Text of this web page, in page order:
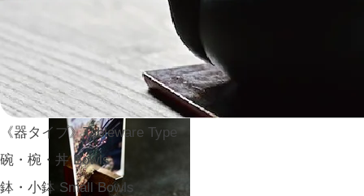
《器タイプ》Tableware Type
碗・椀・丼 Bowls
鉢・小鉢 Small Bowls